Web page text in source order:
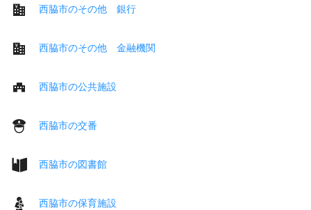
西脇市のその他 銀行
西脇市のその他 金融機関
西脇市の公共施設
西脇市の交番
西脇市の図書館
西脇市の保育施設